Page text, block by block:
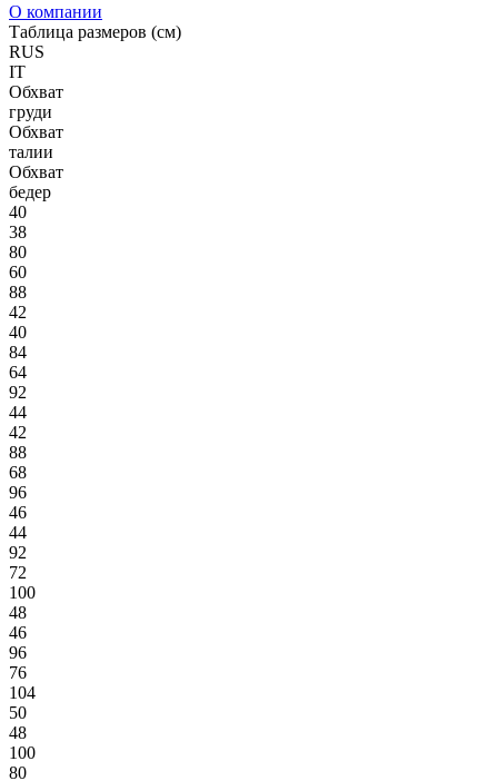
О компании
Таблица размеров (см)
RUS
IT
Обхват
груди
Обхват
талии
Обхват
бедер
40
38
80
60
88
42
40
84
64
92
44
42
88
68
96
46
44
92
72
100
48
46
96
76
104
50
48
100
80